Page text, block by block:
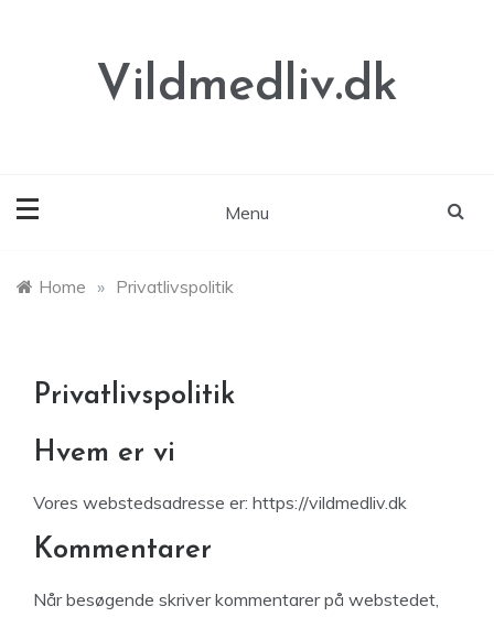
Vildmedliv.dk
Menu
Home » Privatlivspolitik
Privatlivspolitik
Hvem er vi
Vores webstedsadresse er: https://vildmedliv.dk
Kommentarer
Når besøgende skriver kommentarer på webstedet,